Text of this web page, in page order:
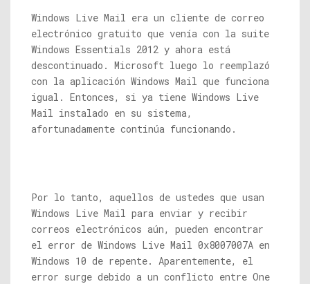
Windows Live Mail era un cliente de correo
electrónico gratuito que venía con la suite
Windows Essentials 2012 y ahora está
descontinuado. Microsoft luego lo reemplazó
con la aplicación Windows Mail que funciona
igual. Entonces, si ya tiene Windows Live
Mail instalado en su sistema,
afortunadamente continúa funcionando.
Por lo tanto, aquellos de ustedes que usan
Windows Live Mail para enviar y recibir
correos electrónicos aún, pueden encontrar
el error de Windows Live Mail 0x8007007A en
Windows 10 de repente. Aparentemente, el
error surge debido a un conflicto entre One